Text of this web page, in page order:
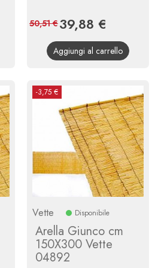
Prezzo
39,88 €
base
50,51 €
Aggiungi al carrello
-3,75 €
Vette Disponibile
Arella Giunco cm
150X300 Vette
04892